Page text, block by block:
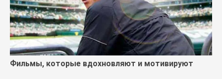
Фильмы, которые вдохновляют и мотивируют